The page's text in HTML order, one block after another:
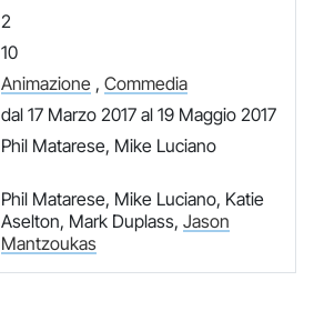
2
10
Animazione, Commedia
dal 17 Marzo 2017 al 19 Maggio 2017
Phil Matarese, Mike Luciano
Phil Matarese, Mike Luciano, Katie
Aselton, Mark Duplass, Jason
Mantzoukas